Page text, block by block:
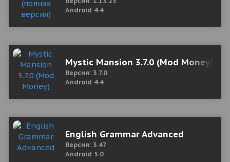
Android 4.4
Mystic Mansion 3.7.0 (Mod Money)
Версия: 3.7.0
Android 4.4
English Grammar Advanced
Версия: 3.47
Android 5.0